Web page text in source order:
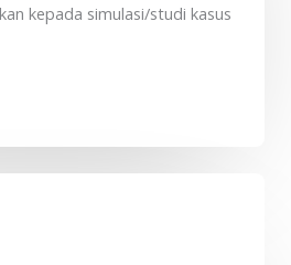
kepada simulasi/studi kasus